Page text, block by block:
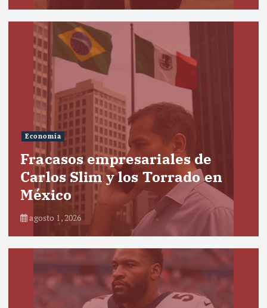
Economía
Fracasos empresariales de
Carlos Slim y los Torrado en
México
agosto 1, 2026